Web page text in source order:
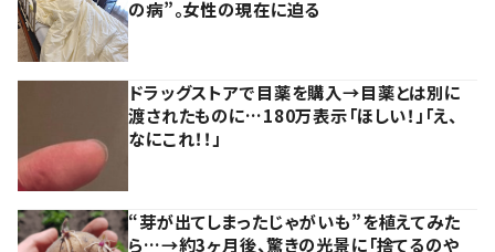
の病”。女性の現在に迫る
ドラッグストアで目薬を購入→目薬とは別に
渡されたものに…180万表示「ほしい！」「え、
なにこれ！！」
“芽が出てしまったじゃがいも”を植えてみた
ら…→約3ヶ月後、驚きの光景に「捨てるのや